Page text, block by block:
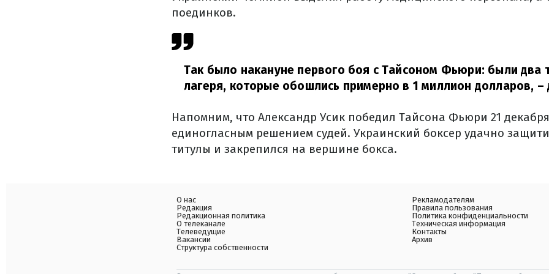
поединков.
Так было накануне первого боя с Тайсоном Фьюри: были два
лагеря, которые обошлись примерно в 1 миллион долларов, –
Напомним, что Александр Усик победил Тайсона Фьюри 21
единогласным решением судей. Украинский боксер удачно
титулы и закрепился на вершине бокса.
О нас
Редакция
Редакционная политика
О телеканале
Телеведущие
Вакансии
Структура собственности
Рекламодателям
Правила пользования
Политика конфиденциальности
Техническая информация
Контакты
Архив